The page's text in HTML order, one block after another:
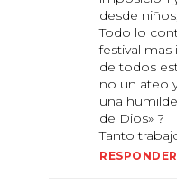
desde
Todo lo
festival
de todos
no un ateo
una
de Dios» ?
Tanto
RESPONDER